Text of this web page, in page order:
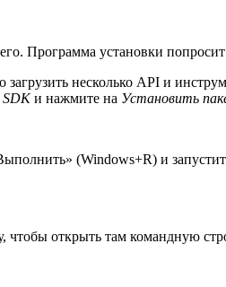
Программа установки попросит
несколько API и
и нажмите на Установить
(Windows+R) и
открыть там командную